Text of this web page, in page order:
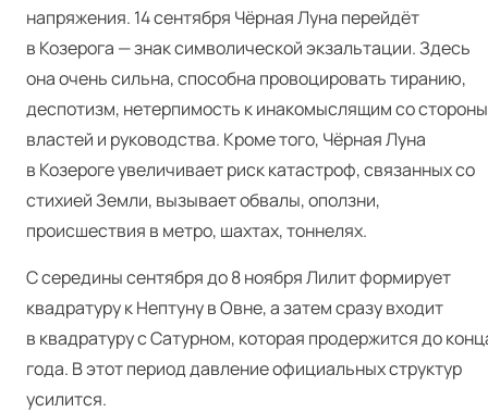
напряжения. 14 сентября Чёрная Луна перейдёт
в Козерога — знак символической экзальтации. Здесь
она очень сильна, способна провоцировать тиранию,
деспотизм, нетерпимость к инакомыслящим со стороны
властей и руководства. Кроме того, Чёрная Луна
в Козероге увеличивает риск катастроф, связанных со
стихией Земли, вызывает обвалы, оползни,
происшествия в метро, шахтах, тоннелях.
С середины сентября до 8 ноября Лилит формирует
квадратуру к Нептуну в Овне, а затем сразу входит
в квадратуру с Сатурном, которая продержится до
года. В этот период давление официальных структур
усилится.